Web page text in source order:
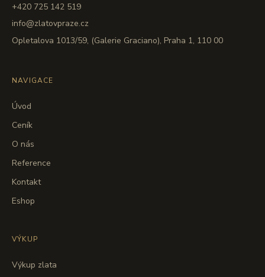
+420 725 142 519
info@zlatovpraze.cz
Opletalova 1013/59, (Galerie Graciano), Praha 1, 110 00
NAVIGACE
Úvod
Ceník
O nás
Reference
Kontakt
Eshop
VÝKUP
Výkup zlata